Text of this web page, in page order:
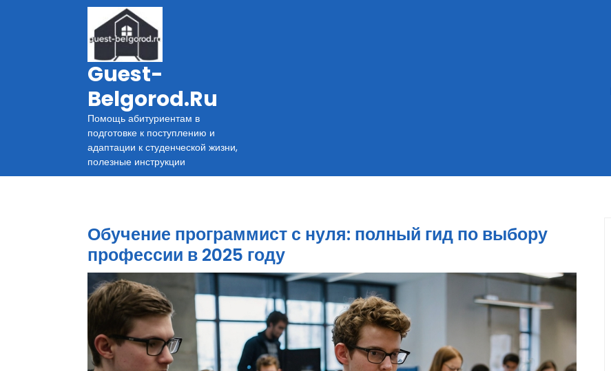
Guest-
Belgorod.ru
Помощь абитуриентам в
подготовке к поступлению и
адаптации к студенческой жизни,
полезные инструкции
Обучение программист с нуля: полный гид по выбору
профессии в 2025 году